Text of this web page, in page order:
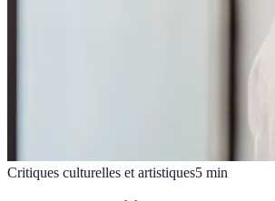
Critiques culturelles et artistiques5 min